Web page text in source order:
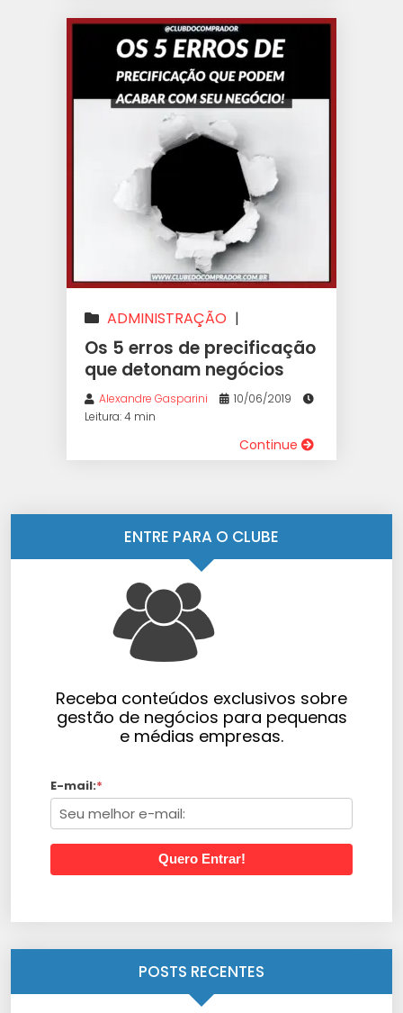
ADMINISTRAÇÃO |
ESTRATÉGIA |LUCRATIVIDADE |
PRECIFICAÇÃO |PRICING |
VAREJO
Os 5 erros de precificação
que detonam negócios
Alexandre Gasparini
10/06/2019
Leitura: 4 min
Continue
ENTRE PARA O CLUBE
Receba conteúdos exclusivos sobre
gestão de negócios para pequenas
e médias empresas.
E-mail:*
Quero Entrar!
POSTS RECENTES